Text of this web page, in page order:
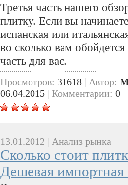
Третья часть нашего
плитку. Если вы
испанская или
во сколько вам
часть для вас.
Просмотров: 31618 | Автор:
06.04.2015 | Комментарии: 0
13.01.2012 Анализ рынка
Сколько стоит
Дешевая импортная